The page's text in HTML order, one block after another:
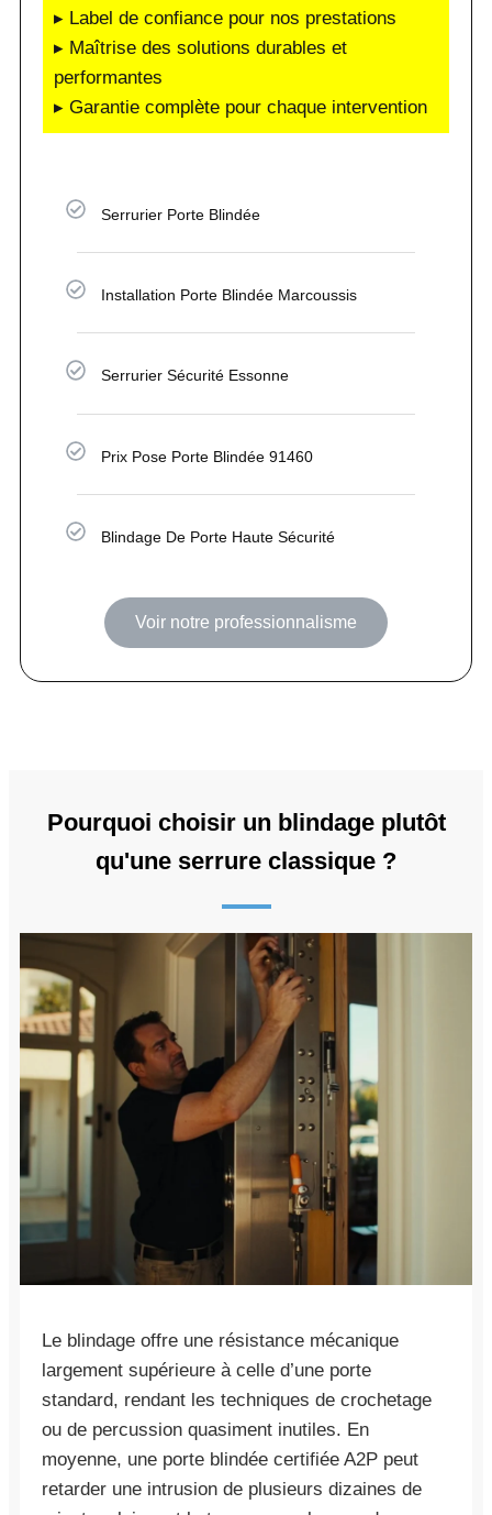
▸ Label de confiance pour nos prestations
▸ Maîtrise des solutions durables et
performantes
▸ Garantie complète pour chaque intervention
Serrurier Porte Blindée
Installation Porte Blindée Marcoussis
Serrurier Sécurité Essonne
Prix Pose Porte Blindée 91460
Blindage De Porte Haute Sécurité
Voir notre professionnalisme
Pourquoi choisir un blindage plutôt
qu'une serrure classique ?
Le blindage offre une résistance mécanique
largement supérieure à celle d’une porte
standard, rendant les techniques de crochetage
ou de percussion quasiment inutiles. En
moyenne, une porte blindée certifiée A2P peut
retarder une intrusion de plusieurs dizaines de